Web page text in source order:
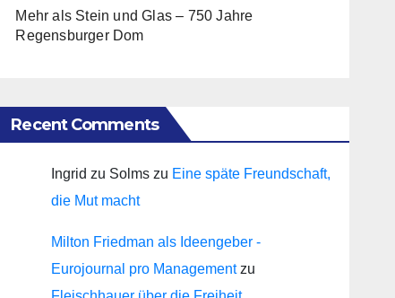
Mehr als Stein und Glas – 750 Jahre
Regensburger Dom
Recent Comments
Ingrid zu Solms zu Eine späte Freundschaft,
die Mut macht
Milton Friedman als Ideengeber -
Eurojournal pro Managementzu